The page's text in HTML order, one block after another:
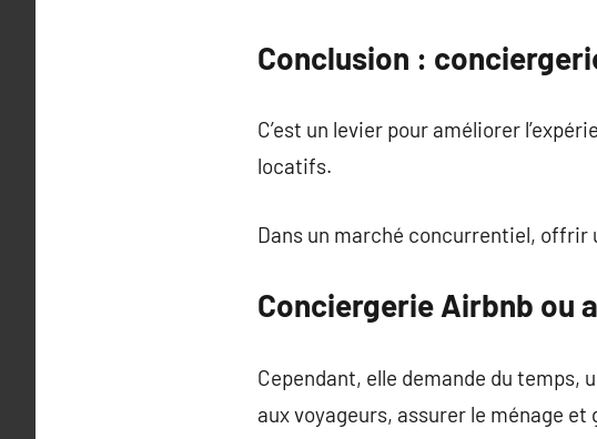
Conclusion :
C’est un levier pour améliorer
locatifs.
Dans un marché concurrentiel, offrir
Conciergerie Airbnb ou
Cependant, elle demande du temps,
aux voyageurs, assurer le ménage et